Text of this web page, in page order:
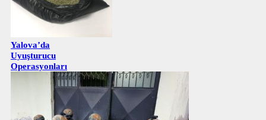
Yalova’da
Uyuşturucu
Operasyonları